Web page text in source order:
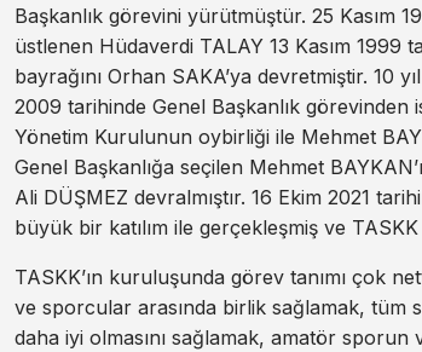
Başkanlık görevini yürütmüştür. 25 Kasım
üstlenen Hüdaverdi TALAY 13 Kasım 1999
bayrağını Orhan SAKA’ya devretmiştir. 10
2009 tarihinde Genel Başkanlık görevinden
Yönetim Kurulunun oybirliği ile Mehmet
Genel Başkanlığa seçilen Mehmet
Ali DÜŞMEZ devralmıştır. 16 Ekim 2021
büyük bir katılım ile gerçekleşmiş ve
TASKK’ın kuruluşunda görev tanımı çok
ve sporcular arasında birlik sağlamak, tüm
daha iyi olmasını sağlamak, amatör sporun